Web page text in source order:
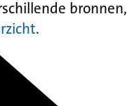
bronnen,
.